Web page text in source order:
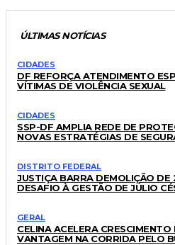
ÚLTIMAS NOTÍCIAS
CIDADES
DF REFORÇA ATENDIMENTO
VÍTIMAS DE VIOLÊNCIA SEXUAL
CIDADES
SSP-DF AMPLIA REDE DE
NOVAS ESTRATÉGIAS DE
DISTRITO FEDERAL
JUSTIÇA BARRA DEMOLIÇÃO
DESAFIO À GESTÃO DE JÚLIO
GERAL
CELINA ACELERA
VANTAGEM NA CORRIDA PELO